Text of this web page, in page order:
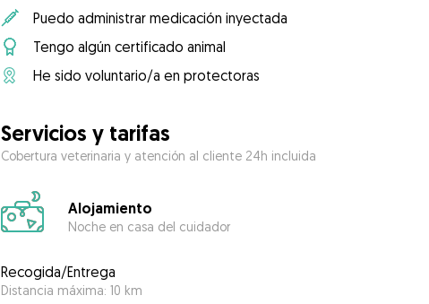
Puedo administrar medicación inyectada
Tengo algún certificado animal
He sido voluntario/a en protectoras
Servicios y tarifas
Cobertura veterinaria y atención al cliente 24h incluida
Alojamiento
Noche en casa del cuidador
Recogida/Entrega
Distancia máxima: 10 km